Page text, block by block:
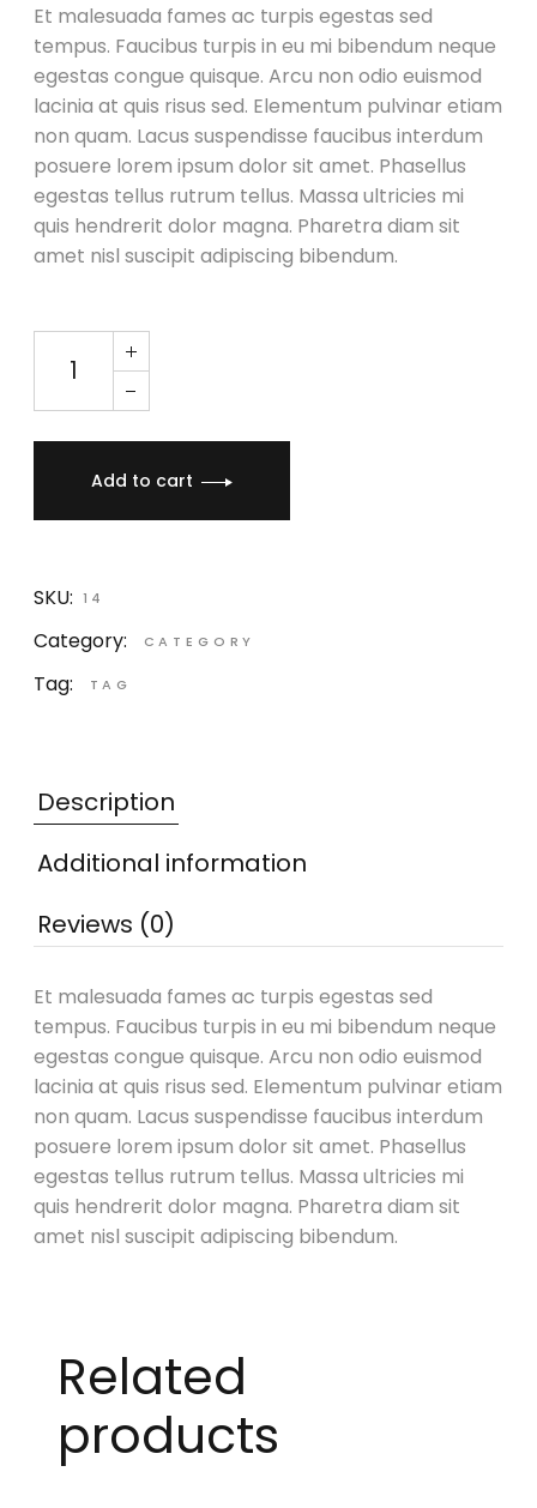
Et malesuada fames ac turpis egestas sed
tempus. Faucibus turpis in eu mi bibendum neque
egestas congue quisque. Arcu non odio euismod
lacinia at quis risus sed. Elementum pulvinar etiam
non quam. Lacus suspendisse faucibus interdum
posuere lorem ipsum dolor sit amet. Phasellus
egestas tellus rutrum tellus. Massa ultricies mi
quis hendrerit dolor magna. Pharetra diam sit
amet nisl suscipit adipiscing bibendum.
Speaker X Taiga quantity
Add to cart
SKU: 14
Category: CATEGORY
Tag: TAG
Description
Additional information
Reviews (0)
Et malesuada fames ac turpis egestas sed
tempus. Faucibus turpis in eu mi bibendum neque
egestas congue quisque. Arcu non odio euismod
lacinia at quis risus sed. Elementum pulvinar etiam
non quam. Lacus suspendisse faucibus interdum
posuere lorem ipsum dolor sit amet. Phasellus
egestas tellus rutrum tellus. Massa ultricies mi
quis hendrerit dolor magna. Pharetra diam sit
amet nisl suscipit adipiscing bibendum.
Related
products